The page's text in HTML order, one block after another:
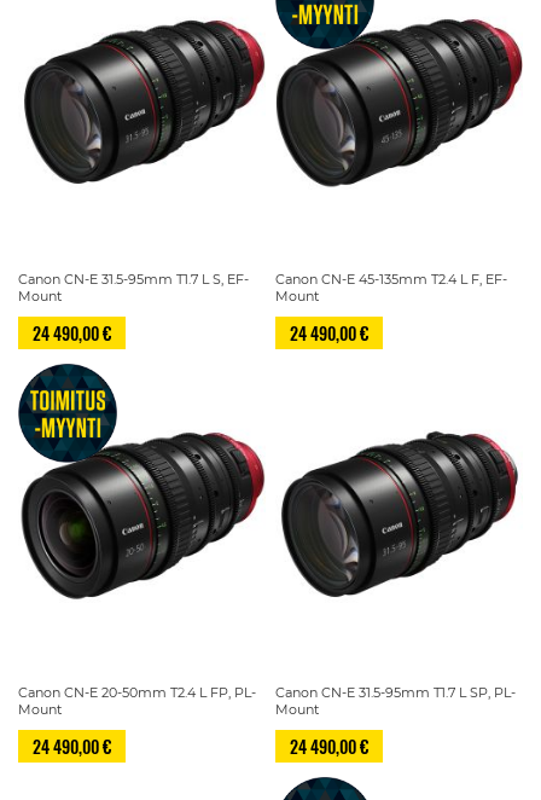
Canon CN-E 31.5-95mm T1.7 L S, EF-
Mount
24 490,00 €
Canon CN-E 45-135mm T2.4 L F, EF-
Mount
24 490,00 €
Canon CN-E 20-50mm T2.4 L FP, PL-
Mount
24 490,00 €
Canon CN-E 31.5-95mm T1.7 L SP, PL-
Mount
24 490,00 €